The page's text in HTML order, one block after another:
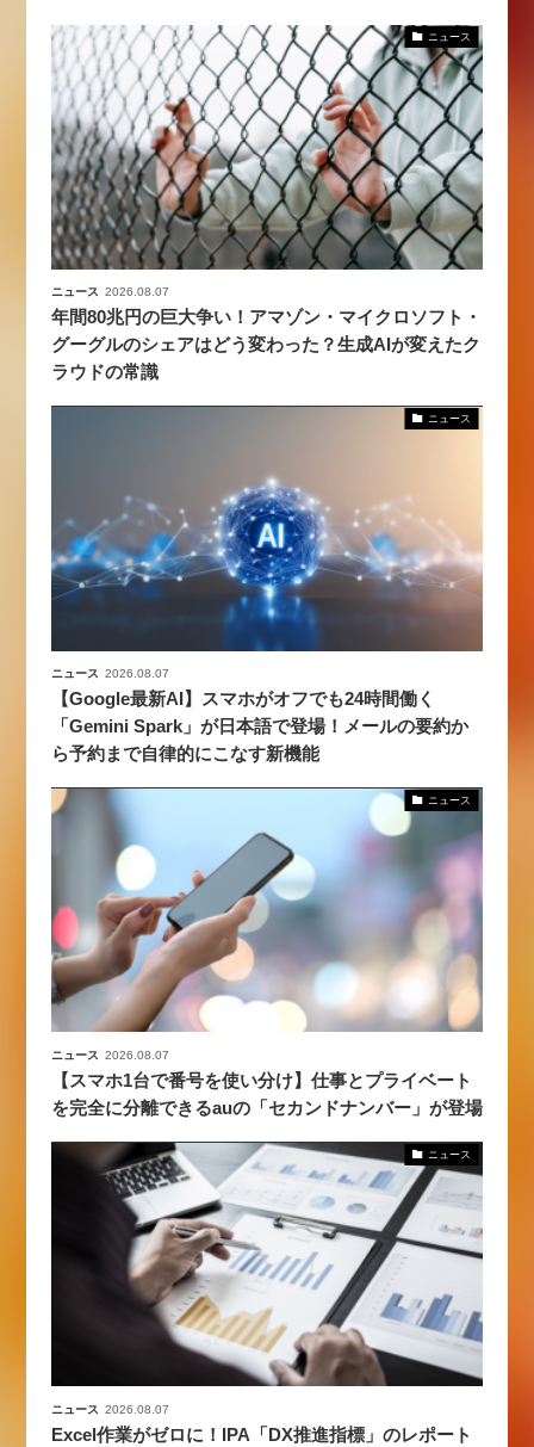
ニュース
ニュース 2026.08.07
年間80兆円の巨大争い！アマゾン・マイクロソフト・
グーグルのシェアはどう変わった？生成AIが変えたク
ラウドの常識
ニュース
ニュース 2026.08.07
【Google最新AI】スマホがオフでも24時間働く
「Gemini Spark」が日本語で登場！メールの要約か
ら予約まで自律的にこなす新機能
ニュース
ニュース 2026.08.07
【スマホ1台で番号を使い分け】仕事とプライベート
を完全に分離できるauの「セカンドナンバー」が登場
ニュース
ニュース 2026.08.07
Excel作業がゼロに！IPA「DX推進指標」のレポート